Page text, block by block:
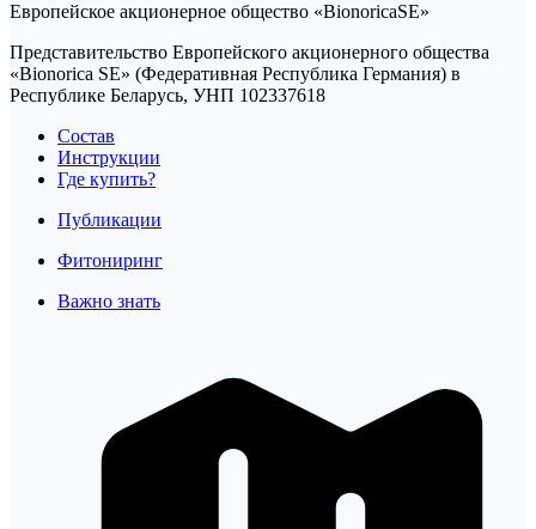
Европейское акционерное общество «BionoricaSE»
Представительство Европейского акционерного общества
«Bionorica SE» (Федеративная Республика Германия) в
Республике Беларусь, УНП 102337618
Состав
Инструкции
Где купить?
Публикации
Фитониринг
Важно знать